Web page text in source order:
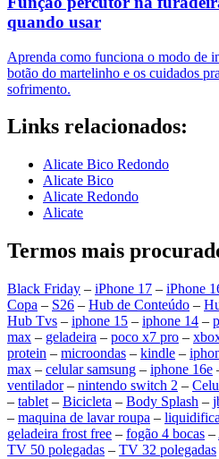
quando usar
Aprenda como funciona o modo de
botão do martelinho e os cuidados
sofrimento.
Links relacionados:
Alicate Bico Redondo
Alicate Bico
Alicate Redondo
Alicate
Termos mais
Black Friday – iPhone 17 – iPhone
Copa – S26 – Hub de Conteúdo –
Hub Tvs – iphone 15 – iphone 14 –
max – geladeira – poco x7 pro –
protein – microondas – kindle –
max – celular samsung – iphone 16e
ventilador– nintendo switch 2 –
– tablet – Bicicleta – Body Splash –
– maquina de lavar roupa –
geladeira frost free – fogão 4 bocas –
TV 50 polegadas – TV 32 polegadas